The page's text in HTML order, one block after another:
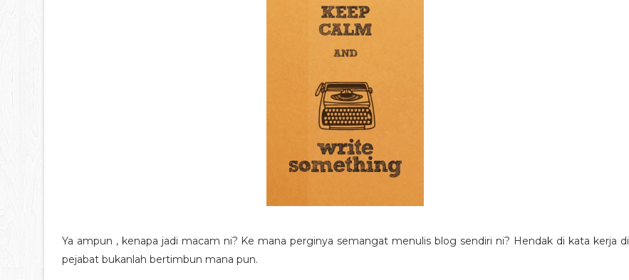
Ya ampun , kenapa jadi macam ni? Ke mana perginya semangat menulis blog sendiri ni? Hendak di kata kerja di
pejabat bukanlah bertimbun mana pun.